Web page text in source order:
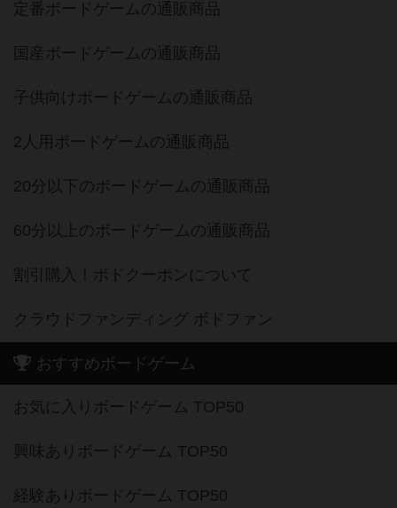
定番ボードゲームの通販商品
国産ボードゲームの通販商品
子供向けボードゲームの通販商品
2人用ボードゲームの通販商品
20分以下のボードゲームの通販商品
60分以上のボードゲームの通販商品
割引購入！ボドクーポンについて
クラウドファンディング ボドファン
おすすめボードゲーム
お気に入りボードゲーム TOP50
興味ありボードゲーム TOP50
経験ありボードゲーム TOP50